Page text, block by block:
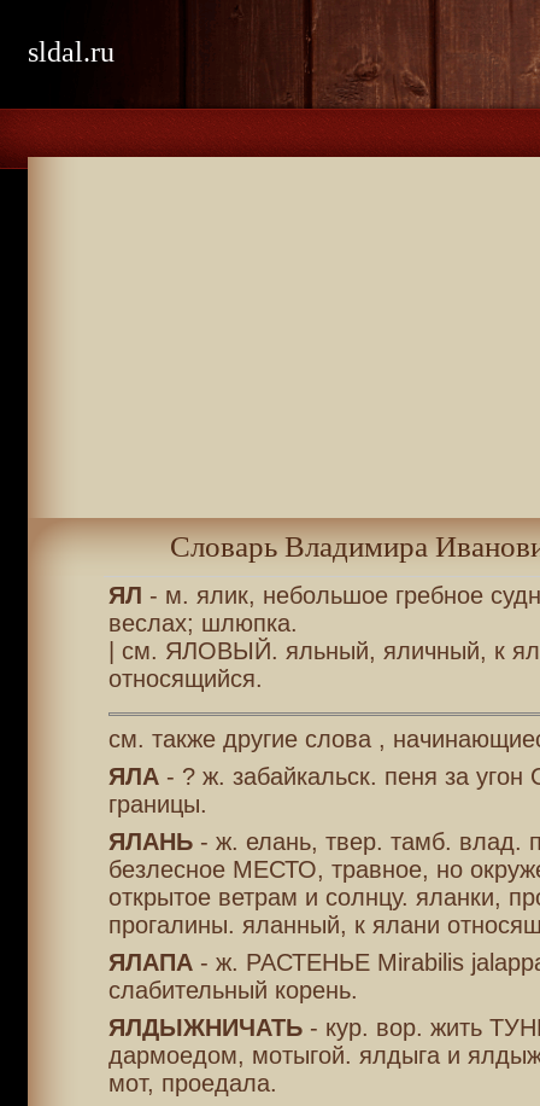
sldal.ru
Словарь Владимира
ЯЛ - м. ялик, небольшое гребное
веслах; шлюпка.
| см. ЯЛОВЫЙ. яльный, яличный, к
относящийся.
см. также другие слова ,
ЯЛА- ? ж. забайкальск. пеня за угон
границы.
ЯЛАНЬ- ж. елань, твер. тамб. влад.
безлесное МЕСТО, травное, но
открытое ветрам и солнцу. яланки,
прогалины. яланный, к ялани
ЯЛАПА- ж. РАСТЕНЬЕ Mirabilis
слабительный корень.
ЯЛДЫЖНИЧАТЬ- кур. вор. жить
дармоедом, мотыгой. ялдыга и
мот, проедала.